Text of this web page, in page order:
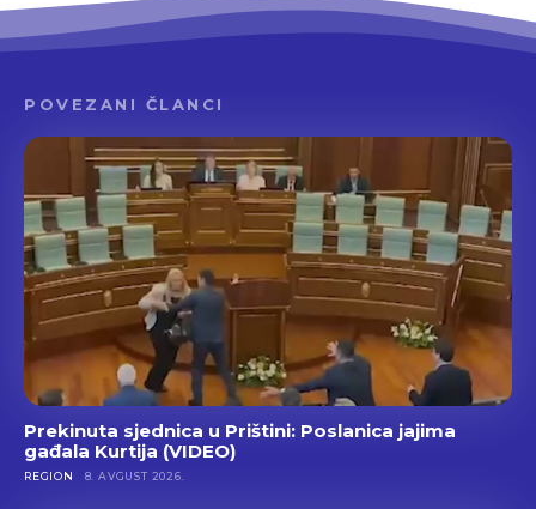
POVEZANI ČLANCI
Prekinuta sjednica u Prištini: Poslanica jajima
gađala Kurtija (VIDEO)
REGION 8. AVGUST 2026.